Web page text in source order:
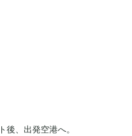
後、出発空港へ。